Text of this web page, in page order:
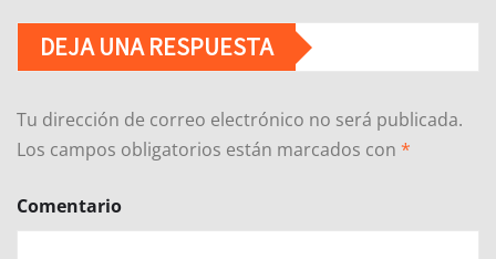
DEJA UNA RESPUESTA
Tu dirección de correo electrónico no será publicada.
Los campos obligatorios están marcados con *
Comentario